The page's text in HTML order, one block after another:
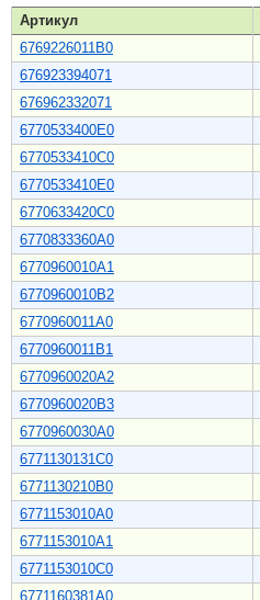
Артикул
6769226011B0
676923394071
676962332071
6770533400E0
6770533410C0
6770533410E0
6770633420C0
6770833360A0
6770960010A1
6770960010B2
6770960011A0
6770960011B1
6770960020A2
6770960020B3
6770960030A0
6771130131C0
6771130210B0
6771153010A0
6771153010A1
6771153010C0
6771160381A0